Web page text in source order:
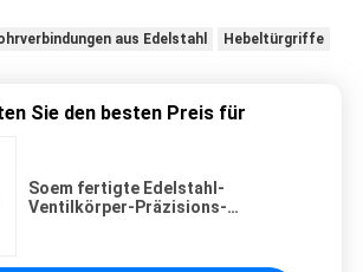
aus Edelstahl Hebeltürgriffe
Sie den besten Preis für
Soem fertigte Edelstahl-
Ventilkörper-Präzisions-